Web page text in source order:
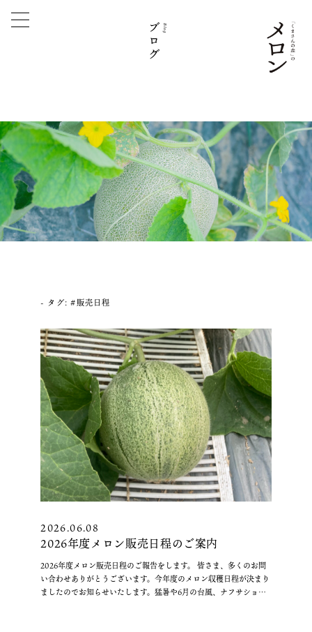
Blog
ブログ
タグ: #販売日程
2026.06.08
2026年度メロン販売日程のご案内
2026年度メロン販売日程のご報告をします。 皆さま、多くのお問
い合わせありがとうございます。今年度のメロン収穫日程が決まり
ましたのでお知らせいたします。猛暑や6月の台風、ナフサショッ